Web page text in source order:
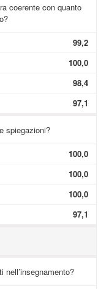
coerente con quanto
99,2
100,0
98,4
97,1
spiegazioni?
100,0
100,0
100,0
97,1